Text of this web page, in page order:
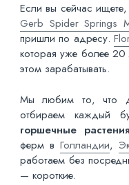
Если вы сейчас ищете,
Gerb Spider Springs
пришли по адресу.
которая уже более 20
этом зарабатывать.
Мы любим то, что
отбираем каждый
горшечные растения
ферм в Голландии,
работаем без
— короткие.